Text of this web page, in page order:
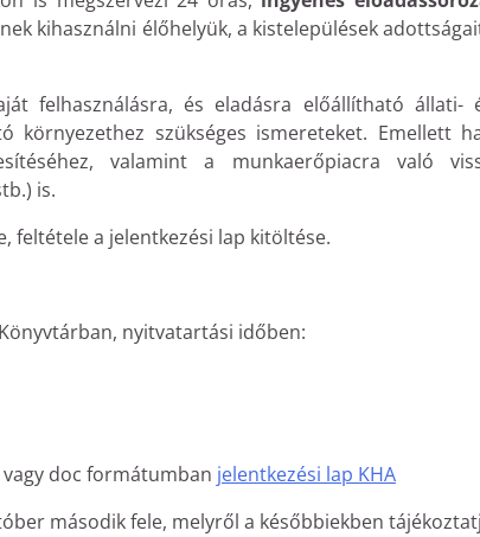
kihasználni élőhelyük, a kistelepülések
felhasználásra, és eladásra előállítható állati-
környezethez szükséges ismereteket. Emellett
valamint a munkaerőpiacra való
is.
feltétele a jelentkezési lap kitöltése.
nyitvatartási időben:
vagy doc formátumban jelentkezési lap KHA
második fele, melyről a későbbiekben